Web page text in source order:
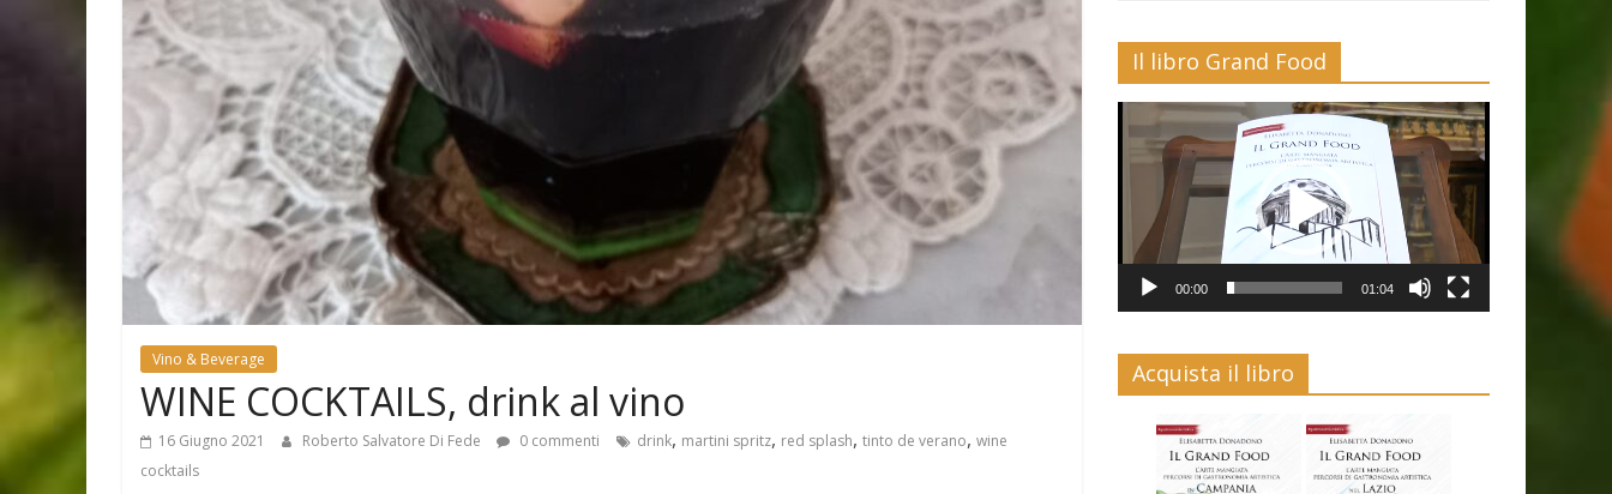
Vino & Beverage
WINE COCKTAILS, drink al vino
16 Giugno 2021 Roberto Salvatore Di Fede 0 commenti drink, martini spritz, red splash, tinto de verano, wine
cocktails
Il libro Grand Food
Player
00:00 01:04
Acquista il libro